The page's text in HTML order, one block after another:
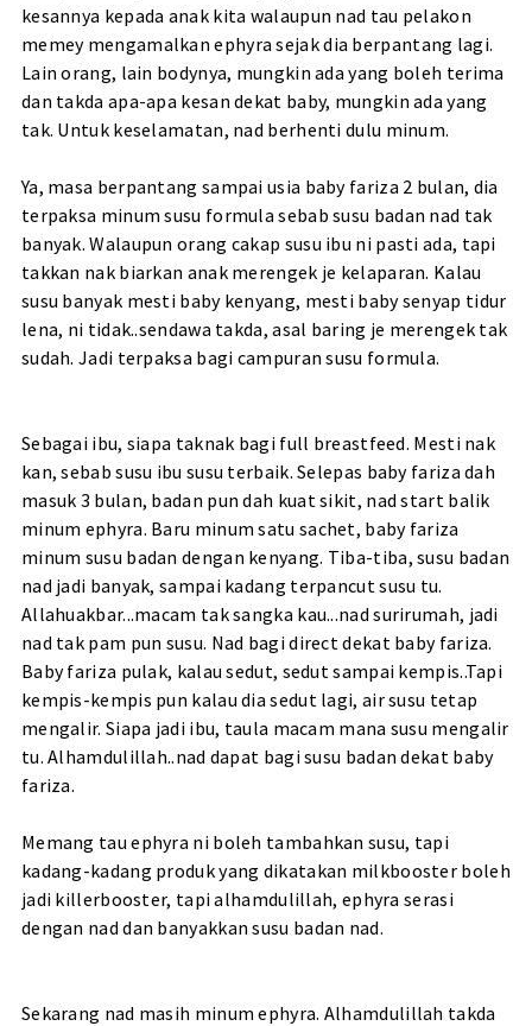
kesannya kepada anak kita walaupun nad tau pelakon
memey mengamalkan ephyra sejak dia berpantang lagi.
Lain orang, lain bodynya, mungkin ada yang boleh terima
dan takda apa-apa kesan dekat baby, mungkin ada yang
tak. Untuk keselamatan, nad berhenti dulu minum.
Ya, masa berpantang sampai usia baby fariza 2 bulan, dia
terpaksa minum susu formula sebab susu badan nad tak
banyak. Walaupun orang cakap susu ibu ni pasti ada, tapi
takkan nak biarkan anak merengek je kelaparan. Kalau
susu banyak mesti baby kenyang, mesti baby senyap tidur
lena, ni tidak..sendawa takda, asal baring je merengek tak
sudah. Jadi terpaksa bagi campuran susu formula.
Sebagai ibu, siapa taknak bagi full breastfeed. Mesti nak
kan, sebab susu ibu susu terbaik. Selepas baby fariza dah
masuk 3 bulan, badan pun dah kuat sikit, nad start balik
minum ephyra. Baru minum satu sachet, baby fariza
minum susu badan dengan kenyang. Tiba-tiba, susu badan
nad jadi banyak, sampai kadang terpancut susu tu.
Allahuakbar...macam tak sangka kau...nad surirumah, jadi
nad tak pam pun susu. Nad bagi direct dekat baby fariza.
Baby fariza pulak, kalau sedut, sedut sampai kempis..Tapi
kempis-kempis pun kalau dia sedut lagi, air susu tetap
mengalir. Siapa jadi ibu, taula macam mana susu mengalir
tu. Alhamdulillah..nad dapat bagi susu badan dekat baby
fariza.
Memang tau ephyra ni boleh tambahkan susu, tapi
kadang-kadang produk yang dikatakan milkbooster boleh
jadi killerbooster, tapi alhamdulillah, ephyra serasi
dengan nad dan banyakkan susu badan nad.
Sekarang nad masih minum ephyra. Alhamdulillah takda